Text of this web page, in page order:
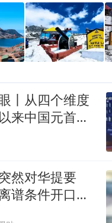
丨从四个维度
来中国元首外
然对华提要
谱条件开口，